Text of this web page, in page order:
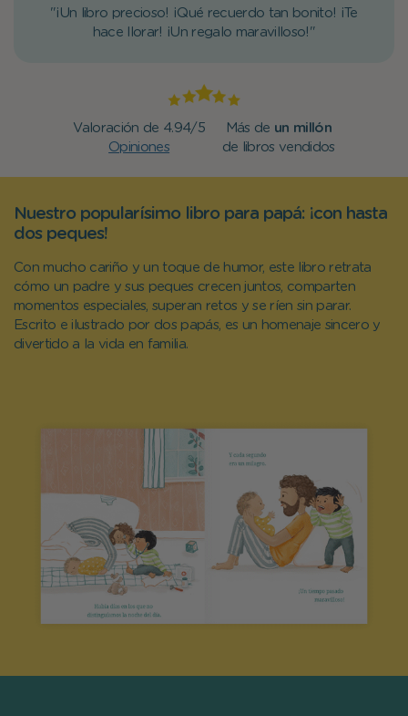
"¡Un libro precioso! ¡Qué recuerdo tan bonito! ¡Te
hace llorar! ¡Un regalo maravilloso!"
Valoración de 4.94/5
Opiniones
Más de un millón
de libros vendidos
Nuestro popularísimo libro para papá: ¡con hasta
dos peques!
Con mucho cariño y un toque de humor, este libro retrata
cómo un padre y sus peques crecen juntos, comparten
momentos especiales, superan retos y se ríen sin parar.
Escrito e ilustrado por dos papás, es un homenaje sincero y
divertido a la vida en familia.